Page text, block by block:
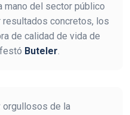
mano del sector público
resultados concretos, los
de calidad de vida de
Buteler.
orgullosos de la